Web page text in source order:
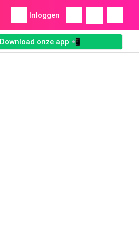
Inloggen
Download onze app 📲